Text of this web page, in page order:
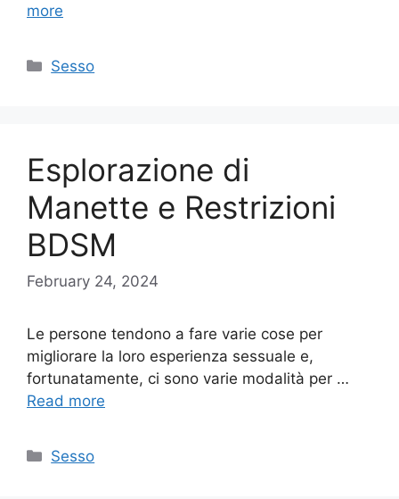
more
Categories
Sesso
Esplorazione di
Manette e Restrizioni
BDSM
February 24, 2024
Le persone tendono a fare varie cose per
migliorare la loro esperienza sessuale e,
fortunatamente, ci sono varie modalità per …
Read more
Categories
Sesso